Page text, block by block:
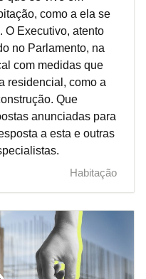
como a ela se
O Executivo, atento
no Parlamento, na
com medidas que
residencial, como a
Que
anunciadas para
a esta e outras
Habitação